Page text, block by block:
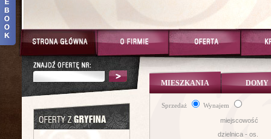
Sprzedaż Wynajem
MIESZKANIA DOMY
miejscowość
dzielnica - os.